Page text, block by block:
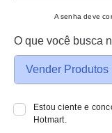
A senha deve
O que você busca
Vender Produtos
Estou ciente e
Hotmart.